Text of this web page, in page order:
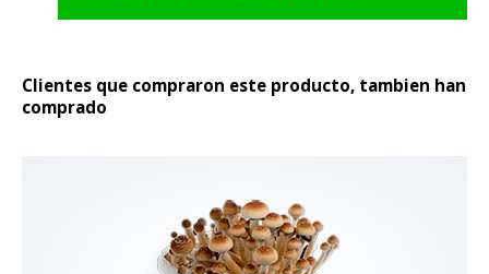
Clientes que compraron este producto, tambien han
comprado